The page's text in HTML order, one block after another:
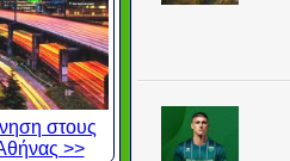
στους
>>